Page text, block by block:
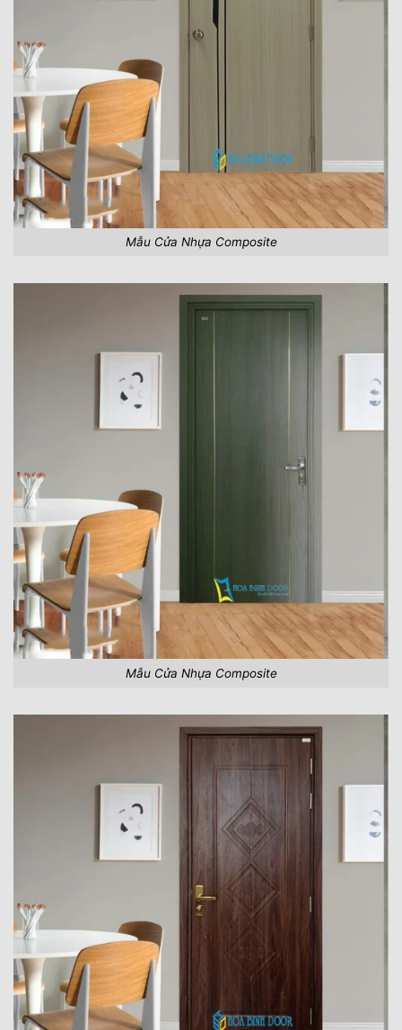
Mẫu Cửa Nhựa Composite
Mẫu Cửa Nhựa Composite